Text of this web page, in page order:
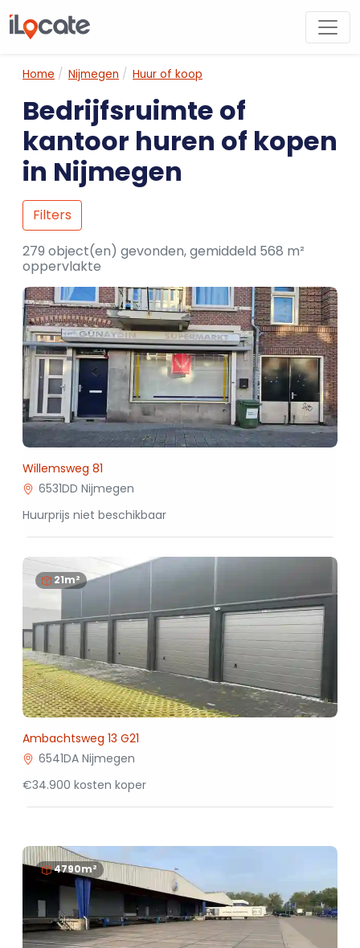
Home Nijmegen Huur of koop
Bedrijfsruimte of
kantoor huren of kopen
in Nijmegen
Filters
279 object(en) gevonden, gemiddeld 568 m²
oppervlakte
Willemsweg 81
6531DD Nijmegen
Huurprijs niet beschikbaar
21m²
Ambachtsweg 13 G21
6541DA Nijmegen
€34.900 kosten koper
4790m²